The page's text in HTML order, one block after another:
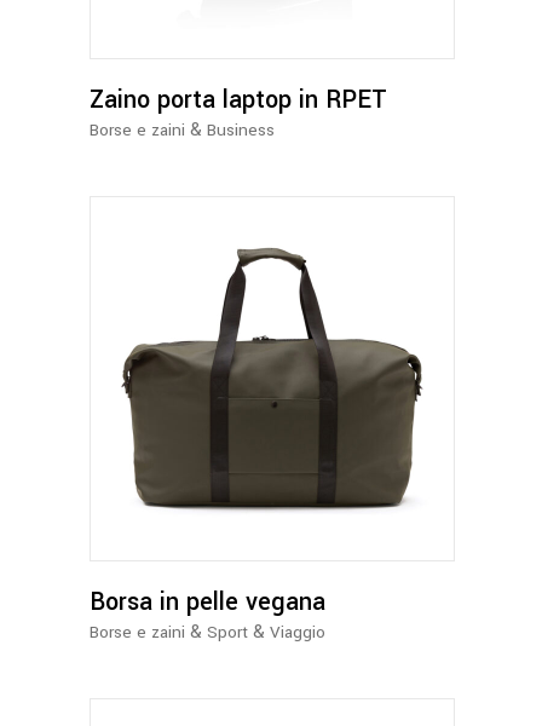
Zaino porta laptop in RPET
Borse e zaini & Business
Questo
varianti.
opzioni
possono
essere
Borsa in pelle vegana
Borse e zaini & Sport & Viaggio